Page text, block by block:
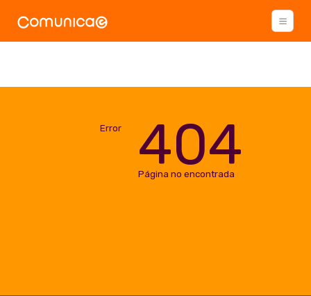
Error 404
Página no encontrada